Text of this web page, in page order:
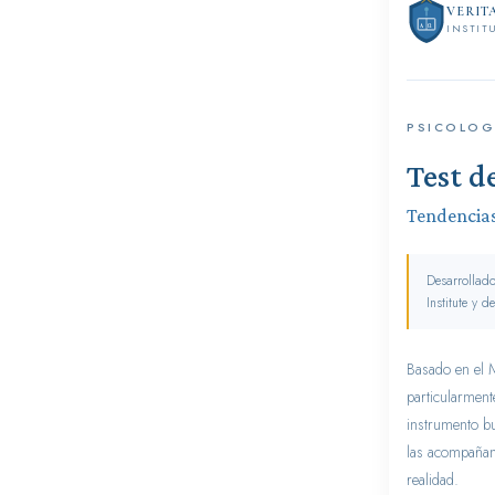
A Ω
Test
Institute y
Basado en el
instrumento
las
realidad.